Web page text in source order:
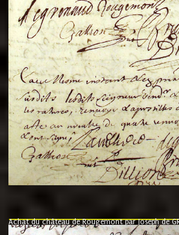
Achat du château de Rougemont par Joseph de